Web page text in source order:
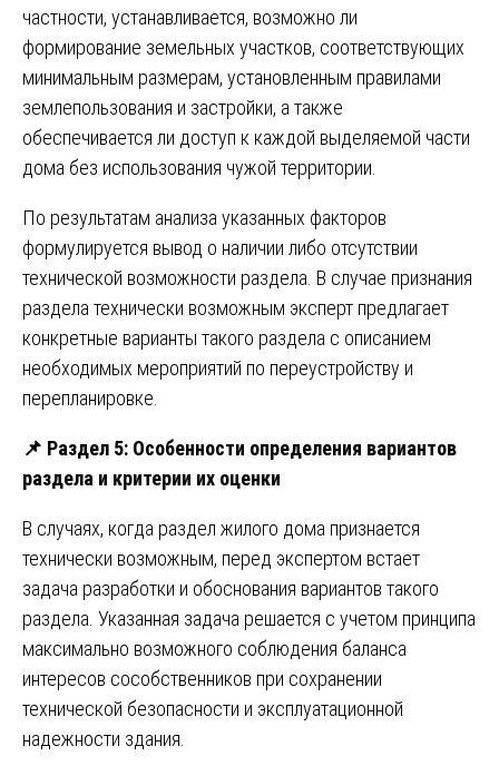
частности, устанавливается, возможно ли
формирование земельных участков, соответствующих
минимальным размерам, установленным правилами
землепользования и застройки, а также
обеспечивается ли доступ к каждой выделяемой части
дома без использования чужой территории.
По результатам анализа указанных факторов
формулируется вывод о наличии либо отсутствии
технической возможности раздела. В случае признания
раздела технически возможным эксперт предлагает
конкретные варианты такого раздела с описанием
необходимых мероприятий по переустройству и
перепланировке.
📌 Раздел 5: Особенности определения вариантов
раздела и критерии их оценки
В случаях, когда раздел жилого дома признается
технически возможным, перед экспертом встает
задача разработки и обоснования вариантов такого
раздела. Указанная задача решается с учетом принципа
максимально возможного соблюдения баланса
интересов сособственников при сохранении
технической безопасности и эксплуатационной
надежности здания.